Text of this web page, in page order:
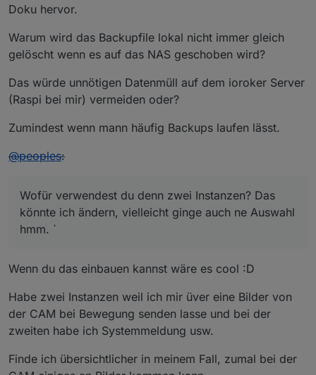
Doku hervor.
Warum wird das Backupfile lokal nicht immer gleich
gelöscht wenn es auf das NAS geschoben wird?
Das würde unnötigen Datenmüll auf dem ioroker Server
(Raspi bei mir) vermeiden oder?
Zumindest wenn mann häufig Backups laufen lässt.
@peoples:
Wofür verwendest du denn zwei Instanzen? Das
könnte ich ändern, vielleicht ginge auch ne Auswahl
hmm. `
Wenn du das einbauen kannst wäre es cool :D
Habe zwei Instanzen weil ich mir üver eine Bilder von
der CAM bei Bewegung senden lasse und bei der
zweiten habe ich Systemmeldung usw.
Finde ich übersichtlicher in meinem Fall, zumal bei der